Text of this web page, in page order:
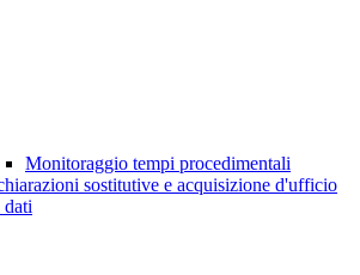
Monitoraggio tempi procedimentali
sostitutive e acquisizione d'ufficio
dati